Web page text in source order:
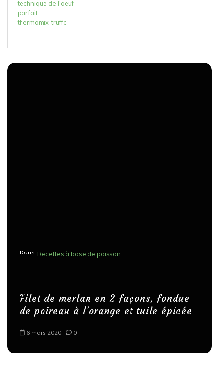
technique de l'oeuf
parfait
thermomix truffe
Dans Recettes à base de poisson
Filet de merlan en 2 façons, fondue
de poireau à l’orange et tuile épicée
6 mars 2020 0